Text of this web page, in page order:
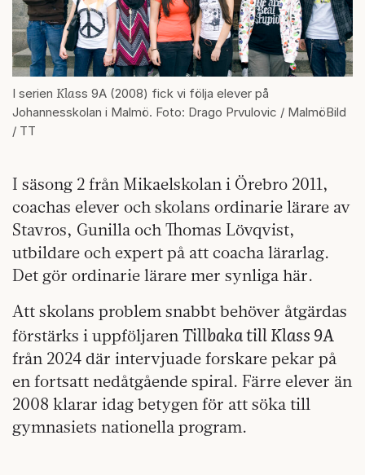
I serien Klass 9A (2008) fick vi följa elever på
Johannesskolan i Malmö. Foto: Drago Prvulovic / MalmöBild
/ TT
I säsong 2 från Mikaelskolan i Örebro 2011,
coachas elever och skolans ordinarie lärare av
Stavros, Gunilla och Thomas Lövqvist,
utbildare och expert på att coacha lärarlag.
Det gör ordinarie lärare mer synliga här.
Att skolans problem snabbt behöver åtgärdas
förstärks i uppföljarenTillbaka till Klass 9A
från 2024 där intervjuade forskare pekar på
en fortsatt nedåtgående spiral. Färre elever än
2008 klarar idag betygen för att söka till
gymnasiets nationella program.